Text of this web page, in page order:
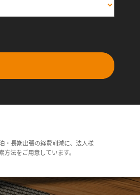
・長期出張の経費削減に、法人様
法をご用意しています。